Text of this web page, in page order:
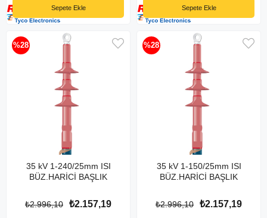
Sepete Ekle Sepete Ekle
35 kV 1-240/25mm ISI
BÜZ.HARİCİ BAŞLIK
₺2.157,19
₺2.996,10
%28
35 kV 1-150/25mm ISI
BÜZ.HARİCİ BAŞLIK
₺2.157,19
₺2.996,10
%28